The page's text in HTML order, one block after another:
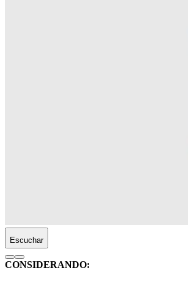
Escuchar
CONSIDERANDO: